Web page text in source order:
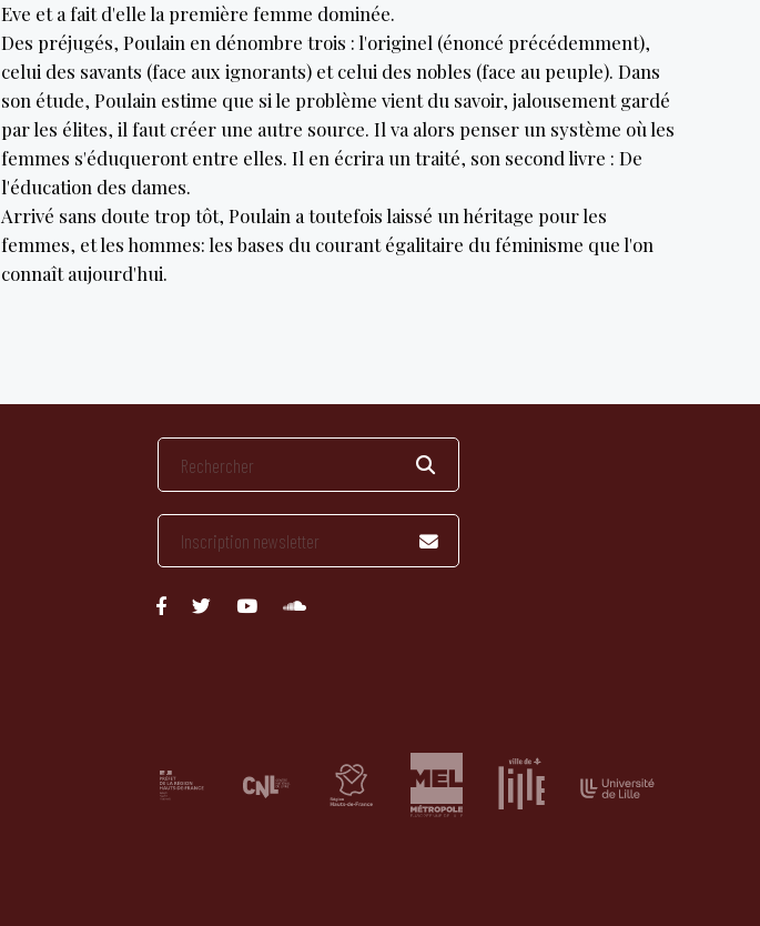
Eve et a fait d'elle la première femme dominée.
Des préjugés, Poulain en dénombre trois : l'originel (énoncé précédemment),
celui des savants (face aux ignorants) et celui des nobles (face au peuple). Dans
son étude, Poulain estime que si le problème vient du savoir, jalousement gardé
par les élites, il faut créer une autre source. Il va alors penser un système où les
femmes s'éduqueront entre elles. Il en écrira un traité, son second livre : De
l'éducation des dames.
Arrivé sans doute trop tôt, Poulain a toutefois laissé un héritage pour les
femmes, et les hommes: les bases du courant égalitaire du féminisme que l'on
connaît aujourd'hui.